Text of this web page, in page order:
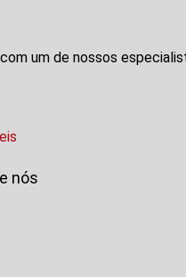
um de nossos
nós